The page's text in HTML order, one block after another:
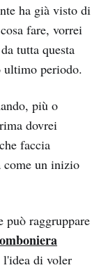
ha già visto di
fare, vorrei
tutta questa
ultimo periodo.
più o
dovrei
faccia
come un inizio
può raggruppare
l'idea di voler